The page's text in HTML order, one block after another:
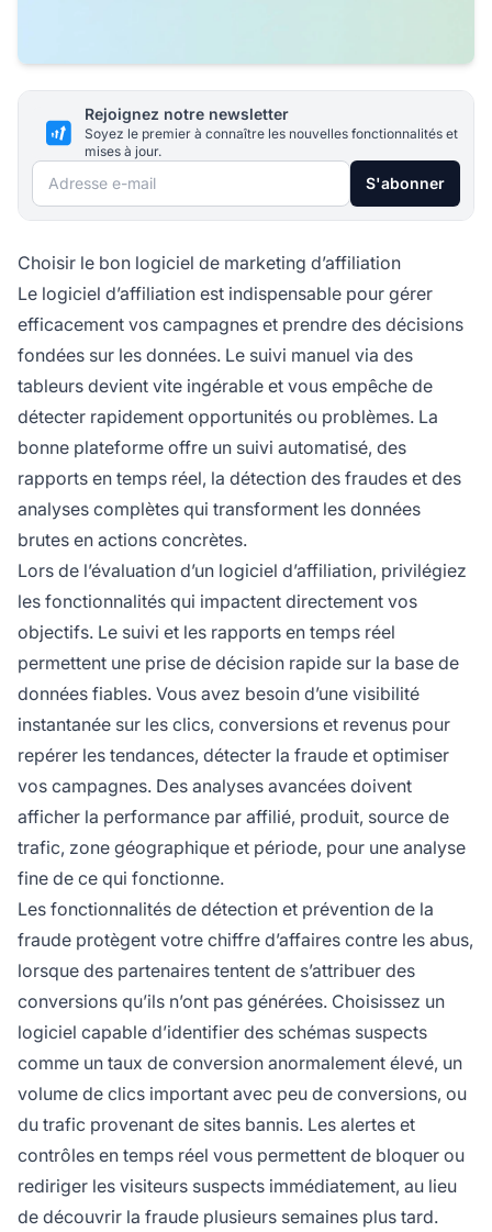
Rejoignez notre newsletter
Soyez le premier à connaître les nouvelles fonctionnalités et
mises à jour.
Adresse e-mail S'abonner
Choisir le bon logiciel de marketing d’affiliation
Le logiciel d’affiliation est indispensable pour gérer
efficacement vos campagnes et prendre des décisions
fondées sur les données. Le suivi manuel via des
tableurs devient vite ingérable et vous empêche de
détecter rapidement opportunités ou problèmes. La
bonne plateforme offre un suivi automatisé, des
rapports en temps réel, la détection des fraudes et des
analyses complètes qui transforment les données
brutes en actions concrètes.
Lors de l’évaluation d’un logiciel d’affiliation, privilégiez
les fonctionnalités qui impactent directement vos
objectifs. Le suivi et les rapports en temps réel
permettent une prise de décision rapide sur la base de
données fiables. Vous avez besoin d’une visibilité
instantanée sur les clics, conversions et revenus pour
repérer les tendances, détecter la fraude et optimiser
vos campagnes. Des analyses avancées doivent
afficher la performance par affilié, produit, source de
trafic, zone géographique et période, pour une analyse
fine de ce qui fonctionne.
Les fonctionnalités de détection et prévention de la
fraude protègent votre chiffre d’affaires contre les abus,
lorsque des partenaires tentent de s’attribuer des
conversions qu’ils n’ont pas générées. Choisissez un
logiciel capable d’identifier des schémas suspects
comme un taux de conversion anormalement élevé, un
volume de clics important avec peu de conversions, ou
du trafic provenant de sites bannis. Les alertes et
contrôles en temps réel vous permettent de bloquer ou
rediriger les visiteurs suspects immédiatement, au lieu
de découvrir la fraude plusieurs semaines plus tard.